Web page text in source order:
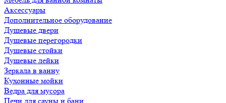
Аксессуары
Дополнительное оборудование
Душевые двери
Душевые перегородки
Душевые стойки
Душевые лейки
Зеркала в ванну
Кухонные мойки
Ведра для мусора
Печи для сауны и бани